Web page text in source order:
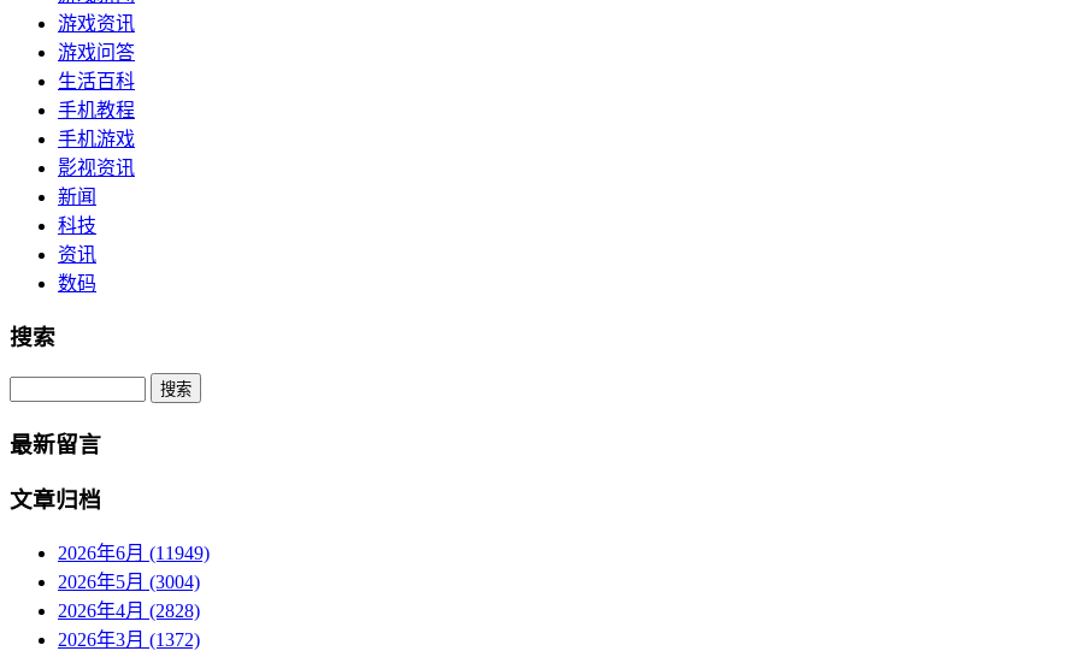
游戏资讯
游戏问答
生活百科
手机教程
手机游戏
影视资讯
新闻
科技
资讯
数码
搜索
Search
最新留言
文章归档
2026年6月 (11949)
2026年5月 (3004)
2026年4月 (2828)
2026年3月 (1372)